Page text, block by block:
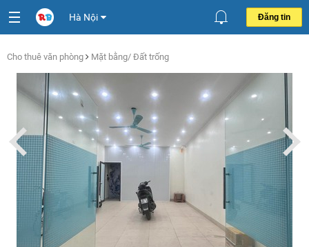
Hà Nội Đăng tin
Cho thuê văn phòng Mặt bằng/ Đất trống